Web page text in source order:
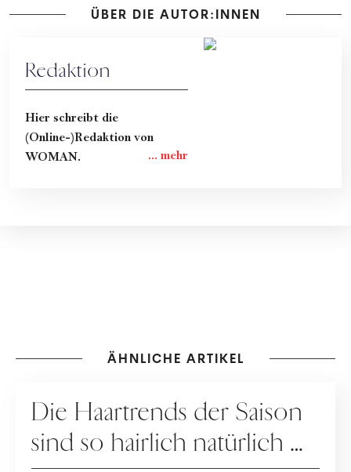
ÜBER DIE AUTOR:INNEN
Redaktion
Hier schreibt die
(Online-)Redaktion von
WOMAN.
ÄHNLICHE ARTIKEL
Die Haartrends der Saison
sind so hairlich natürlich …